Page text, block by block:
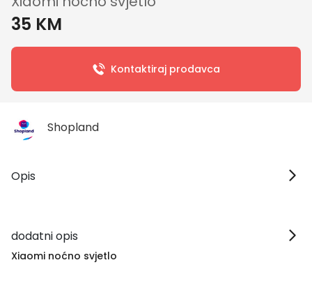
35 KM
Kontaktiraj prodavca
Shopland
Opis
dodatni opis
Xiaomi noćno svjetlo